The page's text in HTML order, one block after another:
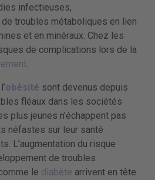
infectieuses,
troubles métaboliques en lien
et en minéraux. Chez les
de complications lors de la
.
obésité sont devenus depuis
fléaux dans les sociétés
plus jeunes n’échappent pas
néfastes sur leur santé
L’augmentation du risque
de troubles
le diabète arrivent en tête